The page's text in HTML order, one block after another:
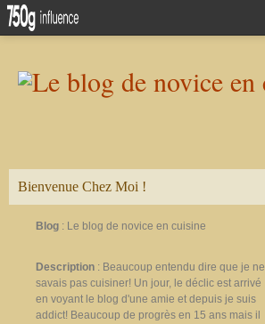
Bienvenue Chez Moi !
Blog : Le blog de novice en cuisine
Description : Beaucoup entendu dire que je ne
savais pas cuisiner! Un jour, le déclic est arrivé
en voyant le blog d'une amie et depuis je suis
addict! Beaucoup de progrès en 15 ans mais il